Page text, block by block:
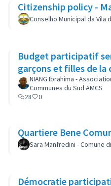
Citizenship policy -
Conselho Municipal da Vila
Budget participatif
garçons et filles de la
NIANG Ibrahima -
Communes du Sud AMCS
28
0
Quartiere Bene
Sara Manfredini - Comune
Démocratie